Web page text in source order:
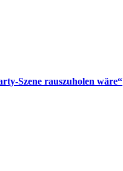
Szene rauszuholen wäre“